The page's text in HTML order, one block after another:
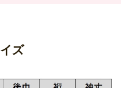
ズ